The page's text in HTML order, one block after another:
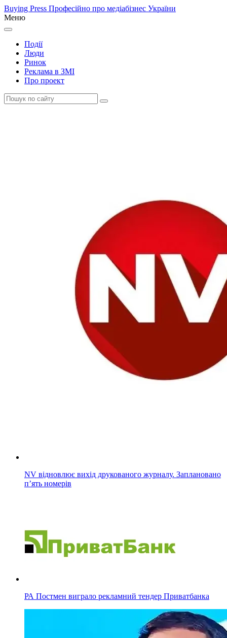
Buying Press Професійно про медіабізнес України
Меню
Події
Люди
Ринок
Реклама в ЗМІ
Про проект
NV відновлює вихід друкованого журналу. Заплановано
п’ять номерів
РА Постмен виграло рекламний тендер Приватбанка